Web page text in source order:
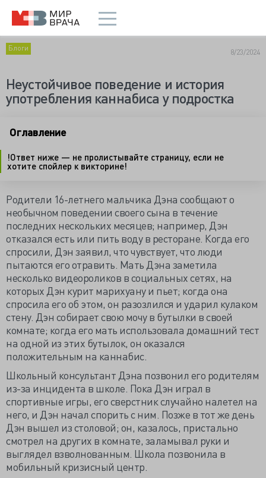
Блоги 8/23/2024
Неустойчивое поведение и история
употребления каннабиса у подростка
Оглавление
!Ответ ниже — не пролистывайте страницу, если не
хотите спойлер к викторине!
Родители 16-летнего мальчика Дэна сообщают о
необычном поведении своего сына в течение
последних нескольких месяцев; например, Дэн
отказался есть или пить воду в ресторане. Когда его
спросили, Дэн заявил, что чувствует, что люди
пытаются его отравить. Мать Дэна заметила
несколько видеороликов в социальных сетях, на
которых Дэн курит марихуану и пьет; когда она
спросила его об этом, он разозлился и ударил кулаком
стену. Дэн собирает свою мочу в бутылки в своей
комнате; когда его мать использовала домашний тест
на одной из этих бутылок, он оказался
положительным на каннабис.
Школьный консультант Дэна позвонил его родителям
из-за инцидента в школе. Пока Дэн играл в
спортивные игры, его сверстник случайно налетел на
него, и Дэн начал спорить с ним. Позже в тот же день
Дэн вышел из столовой; он, казалось, пристально
смотрел на других в комнате, заламывал руки и
выглядел взволнованным. Школа позвонила в
мобильный кризисный центр.